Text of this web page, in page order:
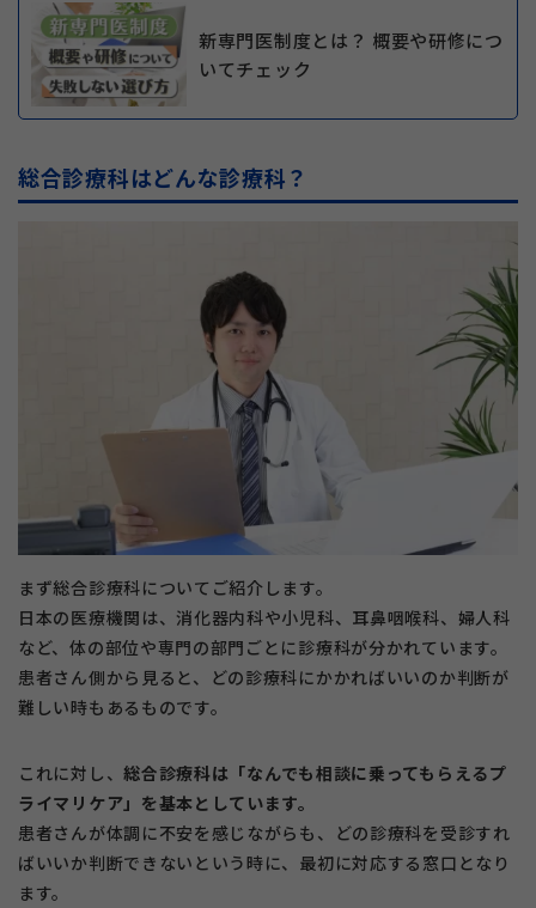
新専門医制度とは？ 概要や研修につ
いてチェック
総合診療科はどんな診療科？
まず総合診療科についてご紹介します。
日本の医療機関は、消化器内科や小児科、耳鼻咽喉科、婦人科
など、体の部位や専門の部門ごとに診療科が分かれています。
患者さん側から見ると、どの診療科にかかればいいのか判断が
難しい時もあるものです。
これに対し、総合診療科は「なんでも相談に乗ってもらえるプ
ライマリケア」を基本としています。
患者さんが体調に不安を感じながらも、どの診療科を受診すれ
ばいいか判断できないという時に、最初に対応する窓口となり
ます。